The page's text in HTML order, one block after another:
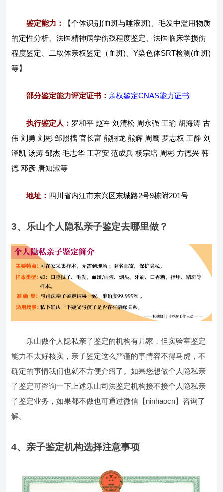
鉴定能力：
【个体识别(血斑与唾液斑)、毛发中滥用物质
的定性分析、法医精神病学伤残程度鉴定、法医临床学损伤
程度鉴定、二取体亲权鉴定（血斑)、Y染色体SRT检测(血斑)
等】
部分鉴定能力评定证书： 亲权鉴定CNAS能力证书
执行鉴定人： 罗和平 赵军 刘清松 周永强 王瑜 胡海涛 古
伟 刘勇 刘彬 邹照樆 官长富 熊骊龙 熊辉 周鹰 罗志权 王静 刘
泽凯 汤涛 邹杰 毛志华 王著安 范成兵 杨宗培 周彬 方德兴 韩
德 邓彥 唐知淑等
地址： 四川省内江市东兴区东城路2号9栋附201号
3、乐山个人隐私亲子鉴定去哪里做？
乐山做个人隐私亲子鉴定的机构有几家，但实验室鉴定
能力不太好核实，亲子鉴定这么严谨的事情容不得马虎，不
确定的事情我们也就不方便介绍了。如果您想做个人隐私亲
子鉴定可咨询一下上述乐山司法鉴定机构接不接个人隐私亲
子鉴定业务，如果都不做也可通过微信【ninhaocn】咨询了
解。
4、亲子鉴定机构选择注意事项